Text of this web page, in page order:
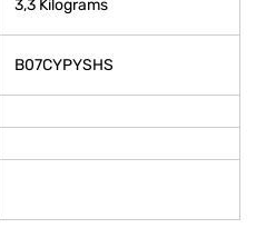
‎3,3 Kilograms
B07CYPYSHS